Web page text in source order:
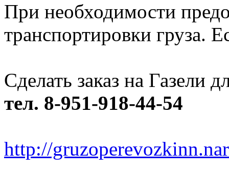
При необходимости
транспортировки груза.
Сделать заказ на Газели
тел. 8-951-918-44-54
http://